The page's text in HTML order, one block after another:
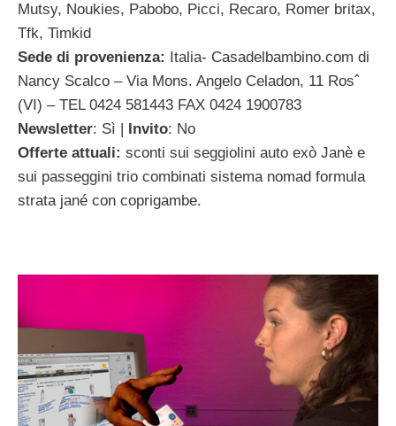
Mutsy, Noukies, Pabobo, Picci, Recaro, Romer britax,
Tfk, Timkid
Sede di provenienza: Italia- Casadelbambino.com di
Nancy Scalco – Via Mons. Angelo Celadon, 11 Rosˆ
(VI) – TEL 0424 581443 FAX 0424 1900783
Newsletter: Sì | Invito: No
Offerte attuali: sconti sui seggiolini auto exò Janè e
sui passeggini trio combinati sistema nomad formula
strata jané con coprigambe.